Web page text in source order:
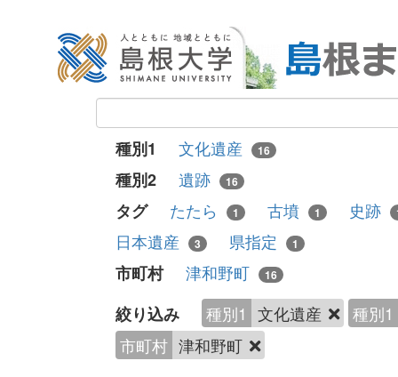
種別1 文化遺産 16
種別2 遺跡 16
タグ たたら 1 古墳 1 史跡
日本遺産 3 県指定 1
市町村 津和野町 16
絞り込み 種別1 文化遺産
種別1
市町村 津和野町